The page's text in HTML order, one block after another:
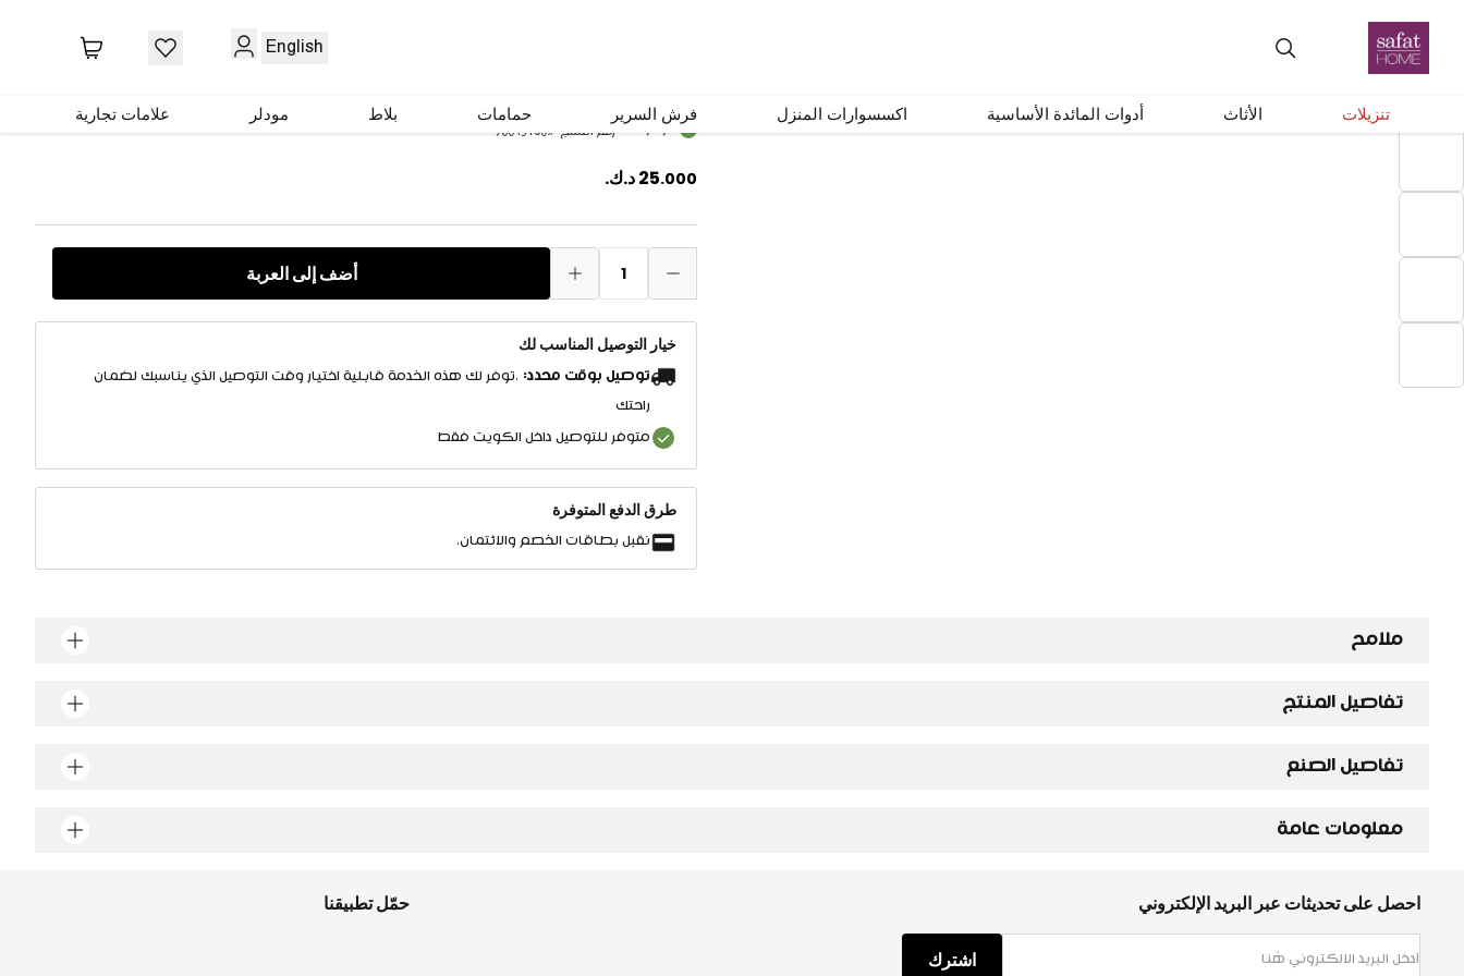
English
تنزيلات الأثاث أدوات المائدة الأساسية اكسسوارات المنزل فرش السرير حمامات بلاط مودلر علامات تجارية
رقم المنتج #
90045160
25.000 د.ك.
1 أضف إلى العربة
خيار التوصيل المناسب لك
توصيل بوقت محدد: .توفر لك هذه الخدمة قابلية اختيار وقت التوصيل الذي يناسبك لضمان
راحتك
متوفر للتوصيل داخل الكويت فقط
طرق الدفع المتوفرة
نقبل بطاقات الخصم والائتمان.
ملامح
تفاصيل المنتج
تفاصيل الصنع
معلومات عامة
احصل على تحديثات عبر البريد الإلكتروني
اشترك
حمّل تطبيقنا